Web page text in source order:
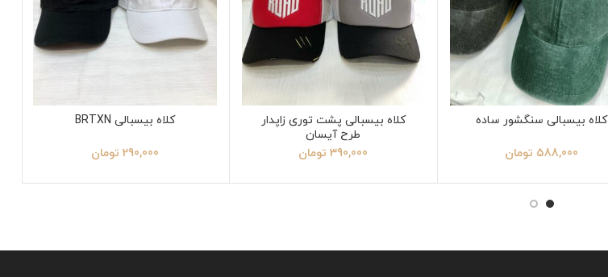
کلاه بیسبالی سنگشور ساده
588,000 تومان
کلاه بیسبالی پشت توری زاپدار
طرح آیسان
390,000 تومان
کلاه بیسبالی BRTXN
290,000 تومان